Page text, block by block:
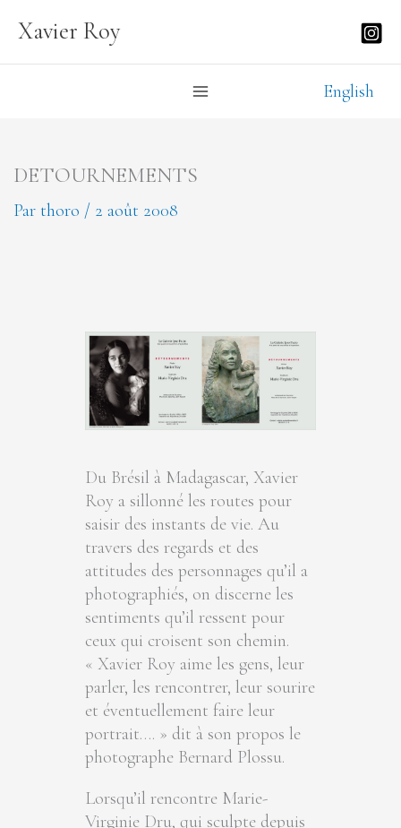
Xavier Roy
English
DETOURNEMENTS
Par thoro / 2 août 2008
Du Brésil à Madagascar, Xavier
Roy a sillonné les routes pour
saisir des instants de vie. Au
travers des regards et des
attitudes des personnages qu’il a
photographiés, on discerne les
sentiments qu’il ressent pour
ceux qui croisent son chemin.
« Xavier Roy aime les gens, leur
parler, les rencontrer, leur sourire
et éventuellement faire leur
portrait…. » dit à son propos le
photographe Bernard Plossu.
Lorsqu’il rencontre Marie-
Virginie Dru, qui sculpte depuis